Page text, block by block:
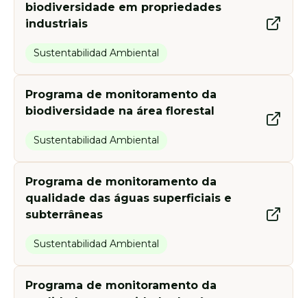
biodiversidade em propriedades
industriais
Sustentabilidad Ambiental
Programa de monitoramento da
biodiversidade na área florestal
Sustentabilidad Ambiental
Programa de monitoramento da
qualidade das águas superficiais e
subterrâneas
Sustentabilidad Ambiental
Programa de monitoramento da